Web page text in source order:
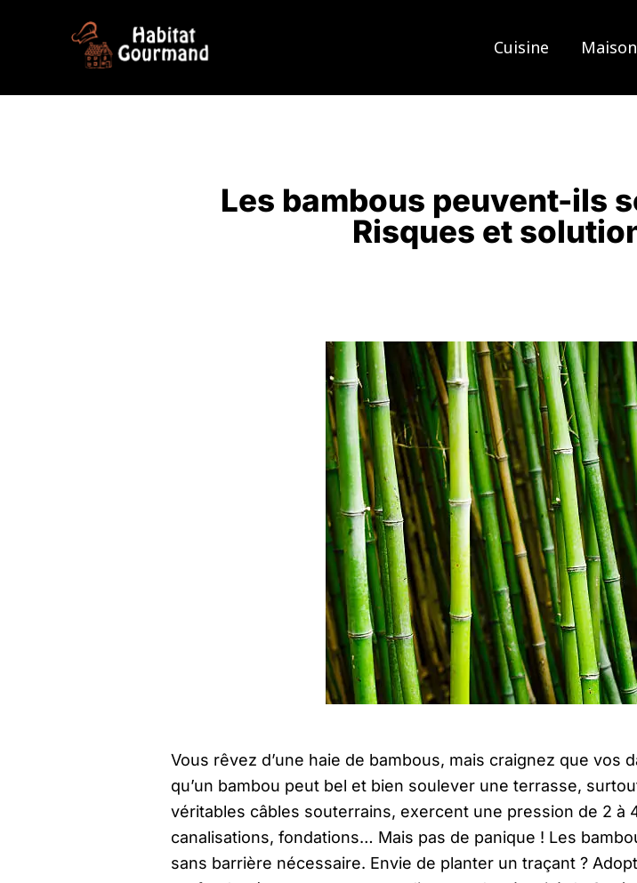
Cuisine Maison
Les bambous peuvent-ils
Risques et
Vous rêvez d’une haie de bambous, mais craignez que vos
qu’un bambou peut bel et bien soulever une terrasse,
véritables câbles souterrains, exercent une pression de 2 à
canalisations, fondations… Mais pas de panique ! Les
sans barrière nécessaire. Envie de planter un traçant ?